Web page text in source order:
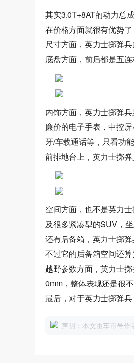
其实3.0T+8AT的动力总
在价格方面就很有优势
尺寸方面，英力士掷弹
底盘方面，前后都是五连
内饰方面，英力士掷弹
廉价的电子手表，中控
牙/车载通话等，只看功
前排地台上，英力士掷弹
空间方面，也不是英力
及很多紧凑型的SUV，
还有后备箱，英力士掷
不过它的后备箱空间还算
越野参数方面，英力士
0mm，整体表现还是很不
最后，对于英力士掷弹
声明：本文由车市号作